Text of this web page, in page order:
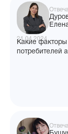
21.04.2024
Какие факторы
потребителей